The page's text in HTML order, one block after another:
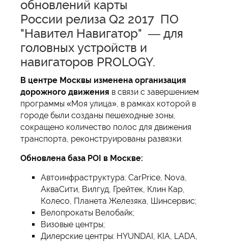
обновлений карты
России релиза Q2 2017 ПО
"Навител Навигатор" — для
головных устройств и
навигаторов PROLOGY.
В центре Москвы изменена организация
дорожного движения в связи с завершением
программы «Моя улица», в рамках которой в
городе были созданы пешеходные зоны,
сокращено количество полос для движения
транспорта, реконструированы развязки.
Обновлена база POI в Москве:
Автоинфраструктура: CarPrice, Nova,
АкваСити, Вилгуд, Грейтек, Клин Кар,
Колесо, Планета Железяка, Шинсервис;
Велопрокаты Велобайк;
Визовые центры;
Дилерские центры: HYUNDAI, KIA, LADA,